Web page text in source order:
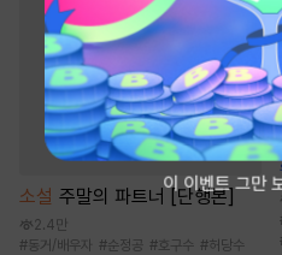
소설 주말의 파트너 [단행본]
2.4만
#동거/배우자 #순정공 #호구수 #허당수
이 이벤트 그만